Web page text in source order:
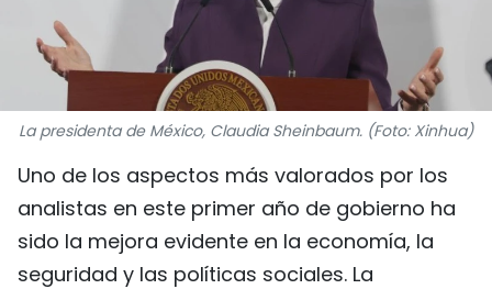
¿QUIÉNES SOMOS?
TIẾNG VIỆT
ENGLISH
中文
FRANÇAIS
La presidenta de México, Claudia Sheinbaum. (Foto: Xinhua)
Uno de los aspectos más valorados por los
analistas en este primer año de gobierno ha
sido la mejora evidente en la economía, la
seguridad y las políticas sociales. La